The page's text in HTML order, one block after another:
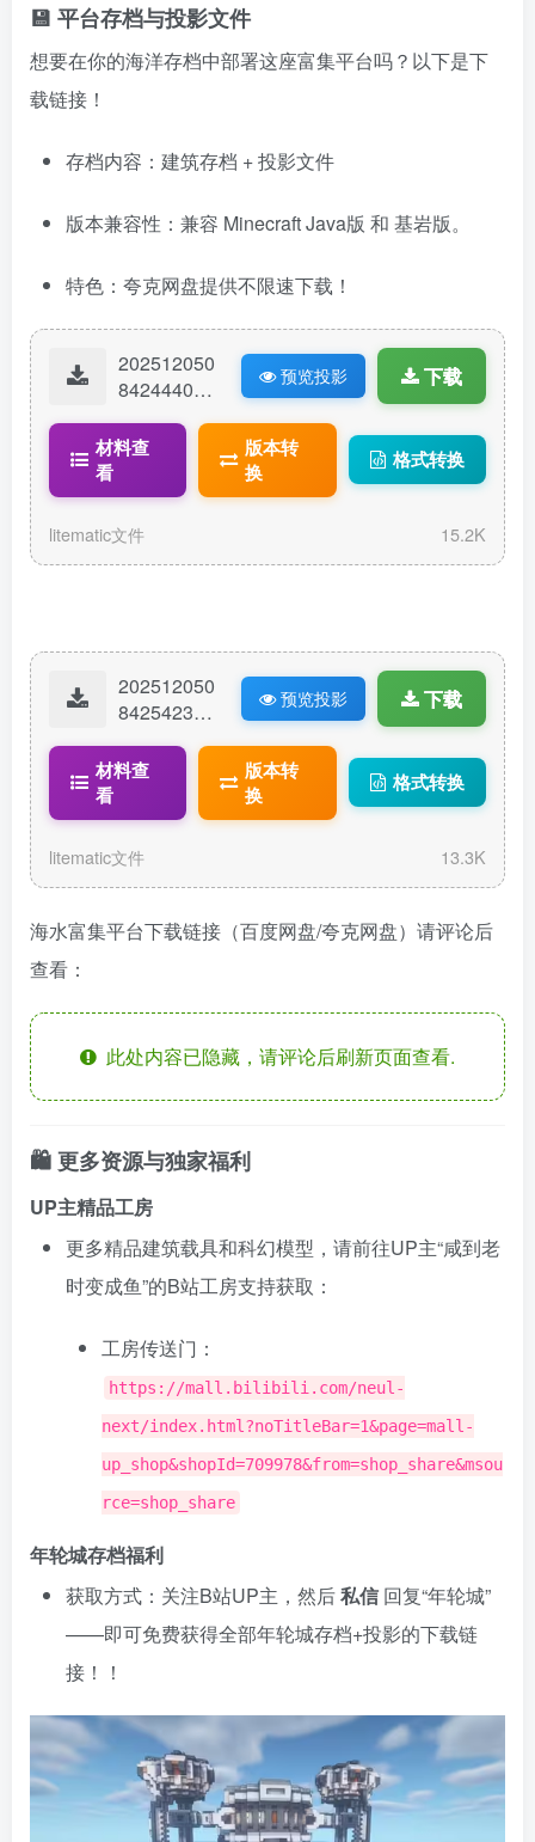
💾 平台存档与投影文件
想要在你的海洋存档中部署这座富集平台吗？以下是下
载链接！
存档内容：建筑存档 + 投影文件
版本兼容性：兼容 Minecraft Java版 和 基岩版。
特色：夸克网盘提供不限速下载！
202512050
84244400-
台-简居版.li
预览投影 下载
材料查
看
版本转
换
格式转换
litematic文件 15.2K
202512050
84254238-
台-装饰版.li
预览投影 下载
材料查
看
版本转
换
格式转换
litematic文件 13.3K
海水富集平台下载链接（百度网盘/夸克网盘）请评论后
查看：
此处内容已隐藏，请评论后刷新页面查看.
🛍️ 更多资源与独家福利
UP主精品工房
更多精品建筑载具和科幻模型，请前往UP主“咸到老
时变成鱼”的B站工房支持获取：
工房传送门：
https://mall.bilibili.com/neul-
next/index.html?noTitleBar=1&page=mall-
up_shop&shopId=709978&from=shop_share&msou
rce=shop_share
年轮城存档福利
获取方式：关注B站UP主，然后私信 回复“年轮城”
——即可免费获得全部年轮城存档+投影的下载链
接！！